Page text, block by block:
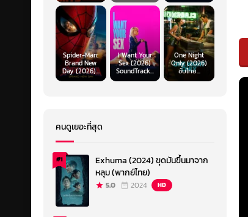
Spider-Man:
Brand New
Day (2026)...
I Want Your
Sex (2026)
SoundTrack...
One Night
Only (2026)
ซับไทย...
คนดูเยอะที่สุด
#1
Exhuma (2024) ขุดมันขึ้นมาจาก
หลุม (พากย์ไทย)
5.0 2024 HD